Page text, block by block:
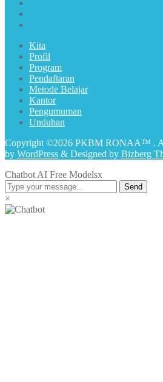
Kita
Profil
Program
Pendaftaran
Metode Belajar
Kantor
Pengumuman
Unduhan
Copyright ©2026 PKBM RONAA™ .
by WordPress & Designed by Bizberg
Chatbot AI Free Modelsx
Send
×